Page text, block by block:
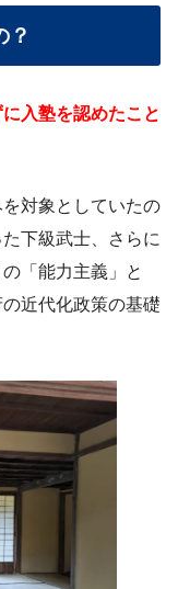
？
入塾を認めたこと
対象としていたの
下級武士、さらに
「能力主義」と
近代化政策の基礎